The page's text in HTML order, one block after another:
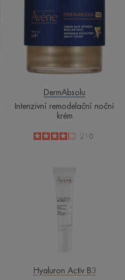
krém
DermAbsolu
Intenzivní remodelační noční
krém
4.1
/
5
210
krém
trojitým
účinkem
Hyaluron Activ B3